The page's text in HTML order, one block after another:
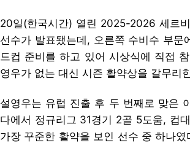
20일(한국시간) 열린 2025-2026 세르
선수가 발표됐는데, 오른쪽 수비수 부
드컵 준비를 하고 있어 시상식에 직접
영우가 없는 대신 시즌 활약상을 갈무리
설영우는 유럽 진출 후 두 번째로 맞은
다에서 정규리그 31경기 2골 5도움, 컵
가장 꾸준한 활약을 보인 선수 중 하나